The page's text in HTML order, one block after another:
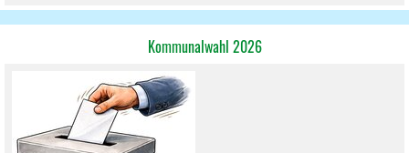
Kommunalwahl 2026